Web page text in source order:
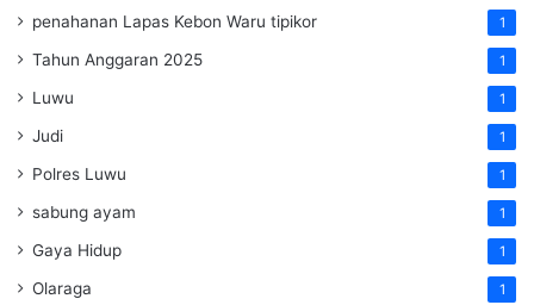
penahanan Lapas Kebon Waru tipikor 1
Tahun Anggaran 2025 1
Luwu 1
Judi 1
Polres Luwu 1
sabung ayam 1
Gaya Hidup 1
Olaraga 1